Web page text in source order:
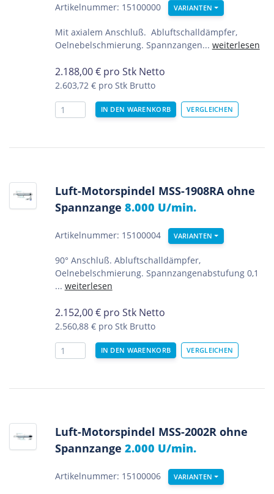
Artikelnummer: 15100000 VARIANTEN
Mit axialem Anschluß. Abluftschalldämpfer,
Oelnebelschmierung. Spannzangen... weiterlesen
2.188,00€ pro Stk Netto
2.603,72 € pro Stk Brutto
Luft-Motorspindel MSS-1908RA ohne
Spannzange 8.000 U/min.
Artikelnummer: 15100004 VARIANTEN
90° Anschluß. Abluftschalldämpfer,
Oelnebelschmierung. Spannzangenabstufung 0,1
... weiterlesen
2.152,00€ pro Stk Netto
2.560,88 € pro Stk Brutto
Luft-Motorspindel MSS-2002R ohne
Spannzange 2.000 U/min.
Artikelnummer: 15100006 VARIANTEN